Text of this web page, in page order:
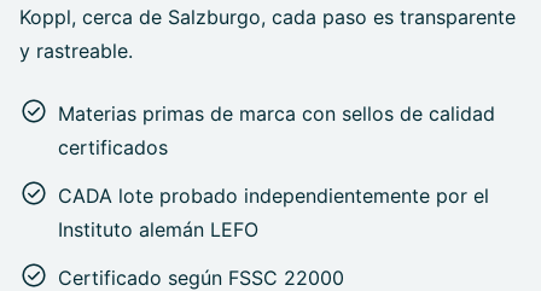
Koppl, cerca de Salzburgo, cada paso es transparente
y rastreable.
Materias primas de marca con sellos de calidad
certificados
CADA lote probado independientemente por el
Instituto alemán LEFO
Certificado según FSSC 22000